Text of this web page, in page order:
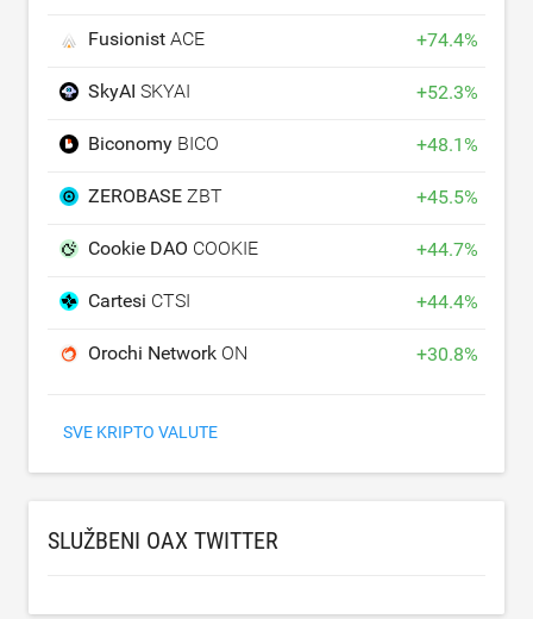
Fusionist ACE +74.4%
SkyAI SKYAI +52.3%
Biconomy BICO +48.1%
ZEROBASE ZBT +45.5%
Cookie DAO COOKIE +44.7%
Cartesi CTSI +44.4%
Orochi Network ON +30.8%
SVE KRIPTO VALUTE
SLUŽBENI OAX TWITTER